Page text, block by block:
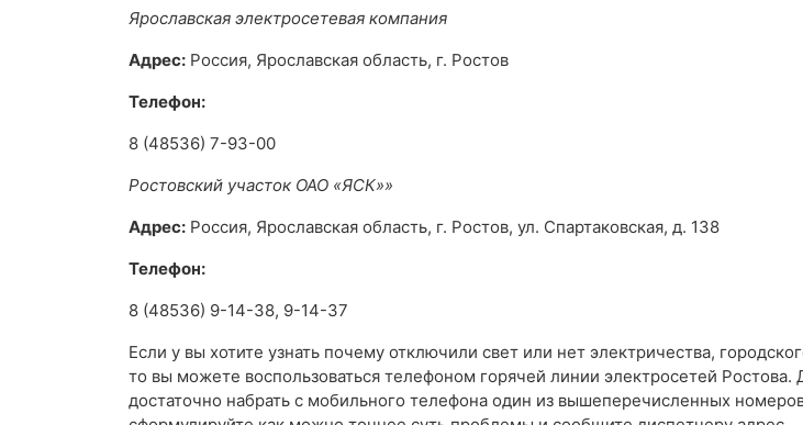
Ярославская электросетевая компания
Адрес: Россия, Ярославская область, г. Ростов
Телефон:
8 (48536) 7-93-00
Ростовский участок ОАО «ЯСК»»
Адрес: Россия, Ярославская область, г. Ростов, ул. Спартаковская, д. 138
Телефон:
8 (48536) 9-14-38, 9-14-37
Если у вы хотите узнать почему отключили свет или нет электричества,
то вы можете воспользоваться телефоном горячей линии электросетей Ростова.
достаточно набрать с мобильного телефона один из вышеперечисленных